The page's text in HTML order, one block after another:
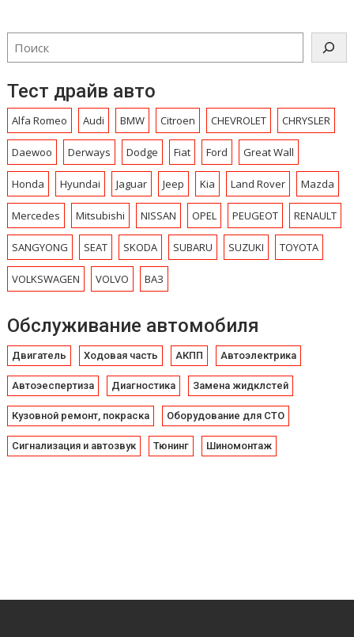
Тест драйв авто
Alfa Romeo Audi BMW Citroen CHEVROLET CHRYSLЕR
Daewoo Derways Dodge Fiat Ford Great Wall
Honda Hyundai Jaguar Jeep Kia Land Rover Mazda
Mercedes Mitsubishi NISSAN OPEL PEUGEOT RENAULT
SANGYONG SEAT SKODA SUBARU SUZUKI TOYOTA
VOLKSWAGEN VOLVO ВАЗ
Обслуживание автомобиля
Двигатель Ходовая часть АКПП Автоэлектрика
Автоэеспертиза Диагностика Замена жидклстей
Кузовной ремонт, покраска Оборудование для СТО
Сигнализация и автозвук Тюнинг Шиномонтаж